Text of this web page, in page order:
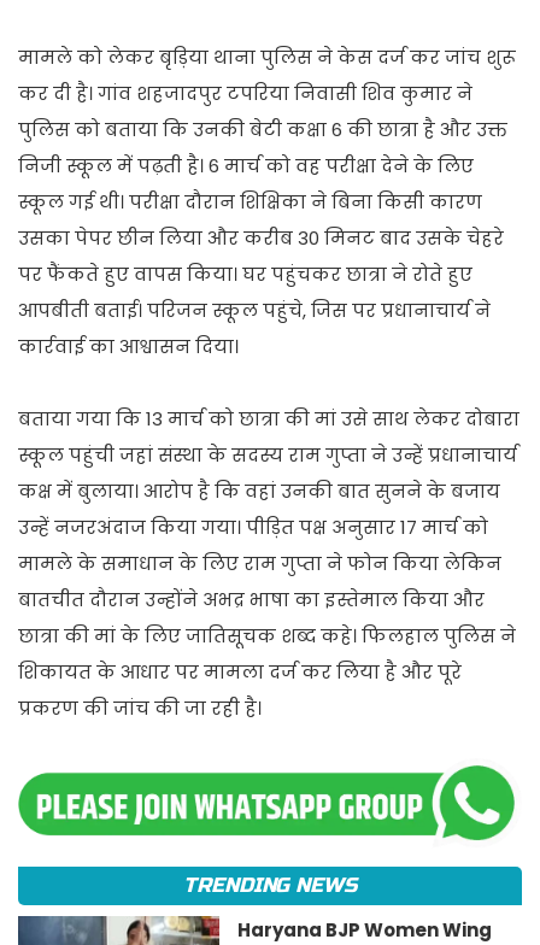
मामले को लेकर बृड़िया थाना पुलिस ने केस दर्ज कर जांच शुरू
कर दी है। गांव शहजादपुर टपरिया निवासी शिव कुमार ने
पुलिस को बताया कि उनकी बेटी कक्षा 6 की छात्रा है और उक्त
निजी स्कूल में पढ़ती है। 6 मार्च को वह परीक्षा देने के लिए
स्कूल गई थी। परीक्षा दौरान शिक्षिका ने बिना किसी कारण
उसका पेपर छीन लिया और करीब 30 मिनट बाद उसके चेहरे
पर फैंकते हुए वापस किया। घर पहुंचकर छात्रा ने रोते हुए
आपबीती बताई। परिजन स्कूल पहुंचे, जिस पर प्रधानाचार्य ने
कार्रवाई का आश्वासन दिया।
बताया गया कि 13 मार्च को छात्रा की मां उसे साथ लेकर दोबारा
स्कूल पहुंची जहां संस्था के सदस्य राम गुप्ता ने उन्हें प्रधानाचार्य
कक्ष में बुलाया। आरोप है कि वहां उनकी बात सुनने के बजाय
उन्हें नजरअंदाज किया गया। पीड़ित पक्ष अनुसार 17 मार्च को
मामले के समाधान के लिए राम गुप्ता ने फोन किया लेकिन
बातचीत दौरान उन्होंने अभद्र भाषा का इस्तेमाल किया और
छात्रा की मां के लिए जातिसूचक शब्द कहे। फिलहाल पुलिस ने
शिकायत के आधार पर मामला दर्ज कर लिया है और पूरे
प्रकरण की जांच की जा रही है।
TRENDING NEWS
Haryana BJP Women Wing